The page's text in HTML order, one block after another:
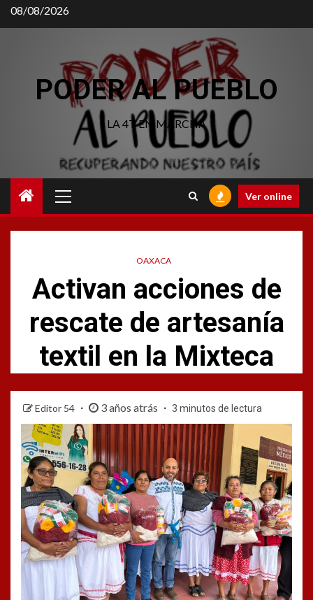
Saltar
al
08/08/2026
PODER AL PUEBLO
LA 4T EN MARCHA
principal
Ver online
OAXACA
Activan acciones de
rescate de artesanía
textil en la Mixteca
Editor 54 3 años atrás 3 minutos de lectura